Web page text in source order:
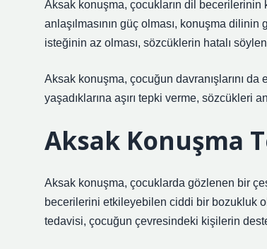
Aksak konuşma, çocukların dil becerilerinin
anlaşılmasının güç olması, konuşma
isteğinin az olması, sözcüklerin hatalı
Aksak konuşma, çocuğun davranışlarını
yaşadıklarına aşırı tepki verme,
Aksak Konuşma
Aksak konuşma, çocuklarda gözlenen bir
becerilerini etkileyebilen ciddi bir bozukluk
tedavisi, çocuğun çevresindeki kişilerin